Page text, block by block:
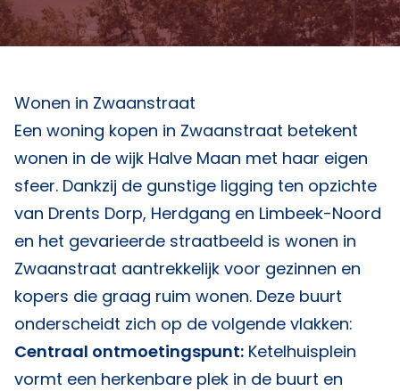
Wonen in Zwaanstraat
Een woning kopen in Zwaanstraat betekent
wonen in de wijk Halve Maan met haar eigen
sfeer. Dankzij de gunstige ligging ten opzichte
van Drents Dorp, Herdgang en Limbeek-Noord
en het gevarieerde straatbeeld is wonen in
Zwaanstraat aantrekkelijk voor gezinnen en
kopers die graag ruim wonen. Deze buurt
onderscheidt zich op de volgende vlakken:
Centraal ontmoetingspunt: Ketelhuisplein
vormt een herkenbare plek in de buurt en